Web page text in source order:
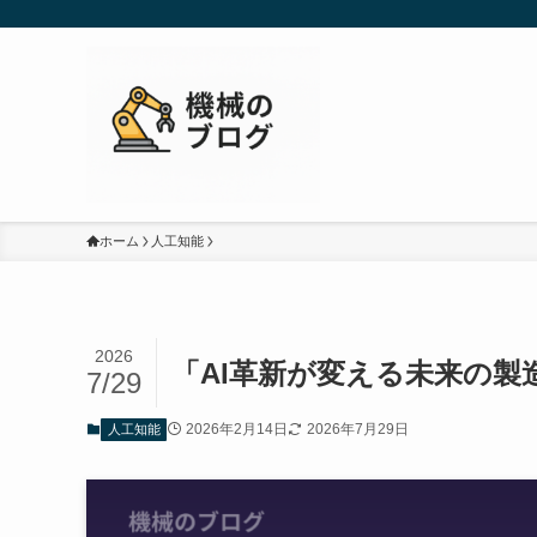
ホーム 人工知能
「AI革新が変える未来の製
2026
7/29
人工知能 2026年2月14日 2026年7月29日